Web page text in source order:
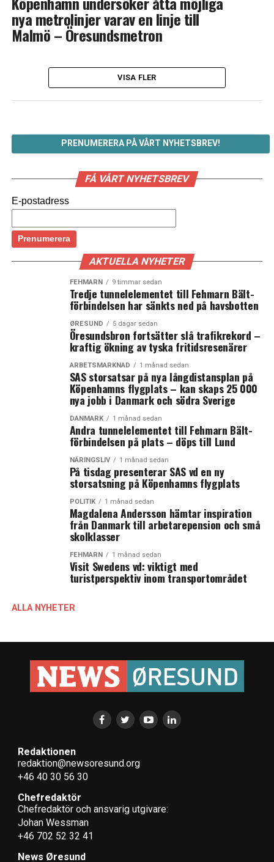
nya metrolinjer varav en linje till
Malmö – Öresundsmetron
VISA FLER
PRENUMERERA PÅ VÅRT NYHETSBREV!
FÅ VÅRT NYHETSBREV
E-postadress
AKTUELLA NYHETER
FEHMARN 9 timmar sedan
Tredje tunnelelementet till Fehmarn Bält-
förbindelsen har sänkts ned på havsbotten
ØRESUND 5 dagar sedan
Öresundsbron fortsätter slå trafikrekord –
kraftig ökning av tyska fritidsresenärer
ARBETSMARKNAD 1 månad sedan
SAS storsatsar på nya långdistansplan på
Köpenhamns flygplats – kan skaps 25 000
nya jobb i Danmark och södra Sverige
DANMARK 1 månad sedan
Andra tunnelelementet till Fehmarn Bält-
förbindelsen på plats – döps till Lund
NÄRINGSLIV 1 månad sedan
På tisdag presenterar SAS vd en ny
storsatsning på Köpenhamns flygplats
POLITIK 1 månad sedan
Magdalena Andersson hämtar inspiration
från Danmark till arbetarepension och små
skolklasser
FEHMARN 1 månad sedan
Visit Swedens vd: viktigt med
turistperspektiv inom transportområdet
ALLA NYHETER
Redaktionen
redaktion@newsoresund.org
+46 40 30 56 30
Chefredaktör
Chefredaktör och ansvarig utgivare:
Johan Wessman
+46 702 52 32 41
News Øresund